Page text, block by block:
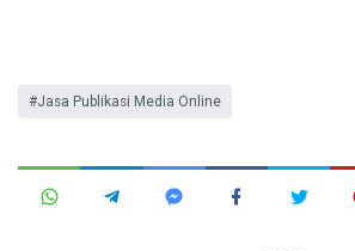
Jasa Publikasi Media Online